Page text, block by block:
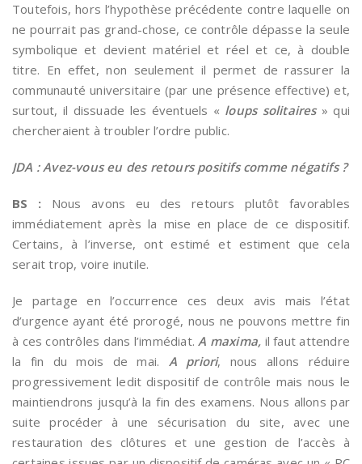
Toutefois, hors l’hypothèse précédente contre laquelle on
ne pourrait pas grand-chose, ce contrôle dépasse la seule
symbolique et devient matériel et réel et ce, à double
titre. En effet, non seulement il permet de rassurer la
communauté universitaire (par une présence effective) et,
surtout, il dissuade les éventuels « loups solitaires» qui
chercheraient à troubler l’ordre public.
JDA : Avez-vous eu des retours positifs comme négatifs ?
BS : Nous avons eu des retours plutôt favorables
immédiatement après la mise en place de ce dispositif.
Certains, à l’inverse, ont estimé et estiment que cela
serait trop, voire inutile.
Je partage en l’occurrence ces deux avis mais l’état
d’urgence ayant été prorogé, nous ne pouvons mettre fin
à ces contrôles dans l’immédiat.A maxima, il faut attendre
la fin du mois de mai. A priori, nous allons réduire
progressivement ledit dispositif de contrôle mais nous le
maintiendrons jusqu’à la fin des examens. Nous allons par
suite procéder à une sécurisation du site, avec une
restauration des clôtures et une gestion de l’accès à